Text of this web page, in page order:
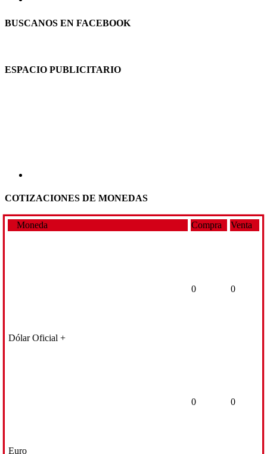
BUSCANOS EN FACEBOOK
ESPACIO PUBLICITARIO
COTIZACIONES DE MONEDAS
Moneda Compra Venta
Dólar Oficial +
0 0
Euro
0 0